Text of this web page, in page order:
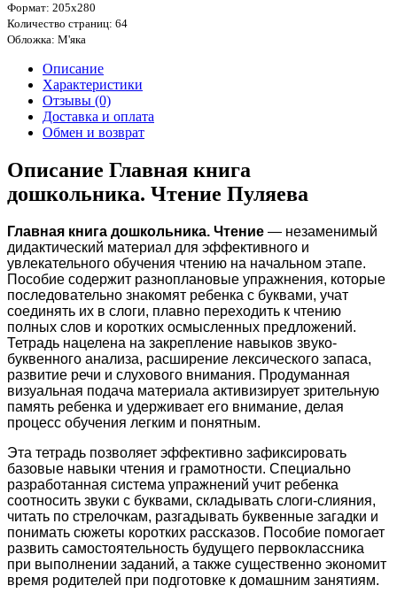
Формат: 205х280
Количество страниц: 64
Обложка: М'яка
Описание
Характеристики
Отзывы (0)
Доставка и оплата
Обмен и возврат
Описание Главная книга
дошкольника. Чтение Пуляева
Главная книга дошкольника. Чтение — незаменимый
дидактический материал для эффективного и
увлекательного обучения чтению на начальном этапе.
Пособие содержит разноплановые упражнения, которые
последовательно знакомят ребенка с буквами, учат
соединять их в слоги, плавно переходить к чтению
полных слов и коротких осмысленных предложений.
Тетрадь нацелена на закрепление навыков звуко-
буквенного анализа, расширение лексического запаса,
развитие речи и слухового внимания. Продуманная
визуальная подача материала активизирует зрительную
память ребенка и удерживает его внимание, делая
процесс обучения легким и понятным.
Эта тетрадь позволяет эффективно зафиксировать
базовые навыки чтения и грамотности. Специально
разработанная система упражнений учит ребенка
соотносить звуки с буквами, складывать слоги-слияния,
читать по стрелочкам, разгадывать буквенные загадки и
понимать сюжеты коротких рассказов. Пособие помогает
развить самостоятельность будущего первоклассника
при выполнении заданий, а также существенно экономит
время родителей при подготовке к домашним занятиям.